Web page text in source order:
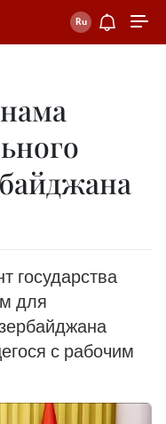
государства
для
с рабочим